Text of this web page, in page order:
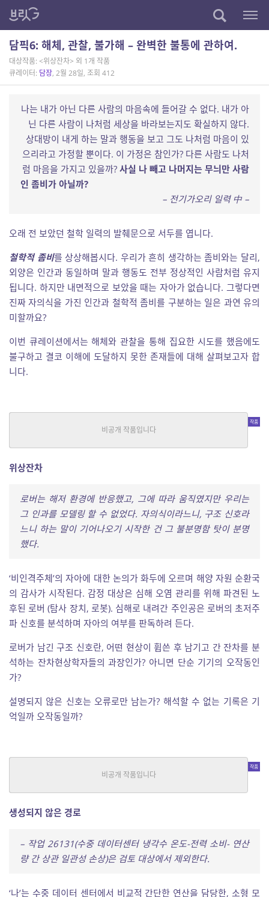
담픽6: 해체, 관찰, 불가해 – 완벽한 불통에 관하여.
대상작품: <위상잔차> 외 1개 작품
큐레이터: 담장, 2월 28일, 조회 412
나는 내가 아닌 다른 사람의 마음속에 들어갈 수 없다. 내가 아
닌 다른 사람이 나처럼 세상을 바라보는지도 확실하지 않다.
상대방이 내게 하는 말과 행동을 보고 그도 나처럼 마음이 있
으리라고 가정할 뿐이다. 이 가정은 참인가? 다른 사람도 나처
럼 마음을 가지고 있을까? 사실 나 빼고 나머지는 무늬만 사람
인 좀비가 아닐까?
– 전기가오리 일력 中 –
오래 전 보았던 철학 일력의 발췌문으로 서두를 엽니다.
철학적 좀비를 상상해봅시다. 우리가 흔히 생각하는 좀비와는 달리,
외양은 인간과 동일하며 말과 행동도 전부 정상적인 사람처럼 유지
됩니다. 하지만 내면적으로 보았을 때는 자아가 없습니다. 그렇다면
진짜 자의식을 가진 인간과 철학적 좀비를 구분하는 일은 과연 유의
미할까요?
이번 큐레이션에서는 해체와 관찰을 통해 집요한 시도를 했음에도
불구하고 결코 이해에 도달하지 못한 존재들에 대해 살펴보고자 합
니다.
김우듬
위상잔차
로버는 해저 환경에 반응했고, 그에 따라 움직였지만 우리는
그 인과를 모델링 할 수 없었다. 자의식이라느니, 구조 신호라
느니 하는 말이 기어나오기 시작한 건 그 불분명함 탓이 분명
했다.
‘비인격주체’의 자아에 대한 논의가 화두에 오르며 해양 자원 순환국
의 감사가 시작된다. 감정 대상은 심해 오염 관리를 위해 파견된 노
후된 로버 (탐사 장치, 로봇). 심해로 내려간 주인공은 로버의 초저주
파 신호를 분석하며 자아의 여부를 판독하려 든다.
로버가 남긴 구조 신호란, 어떤 현상이 휩쓴 후 남기고 간 잔차를 분
석하는 잔차현상학자들의 과장인가? 아니면 단순 기기의 오작동인
가?
설명되지 않은 신호는 오류로만 남는가? 해석할 수 없는 기록은 기
억일까 오작동일까?
생성되지 않은 경로들
김우듬
생성되지 않은 경로
– 작업 26131(수중 데이터센터 냉각수 온도-전력 소비- 연산
량 간 상관 일관성 손상)은 검토 대상에서 제외한다.
‘나’는 수중 데이터 센터에서 비교적 간단한 연산을 담당한, 소형 모